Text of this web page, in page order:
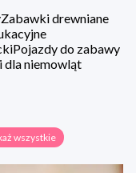
Zabawki drewniane
Pojazdy do zabawy
dla niemowląt
wszystkie